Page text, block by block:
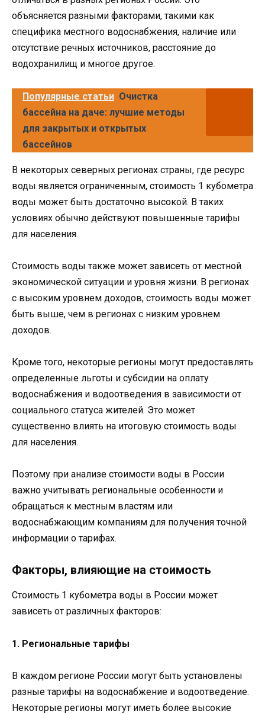
объясняется разными факторами, такими как
специфика местного водоснабжения, наличие или
отсутствие речных источников, расстояние до
водохранилищ и многое другое.
Популярные статьи Очистка
бассейна на даче: лучшие методы
для закрытых и открытых
бассейнов
В некоторых северных регионах страны, где ресурс
воды является ограниченным, стоимость 1 кубометра
воды может быть достаточно высокой. В таких
условиях обычно действуют повышенные тарифы
для населения.
Стоимость воды также может зависеть от местной
экономической ситуации и уровня жизни. В регионах
с высоким уровнем доходов, стоимость воды может
быть выше, чем в регионах с низким уровнем
доходов.
Кроме того, некоторые регионы могут предоставлять
определенные льготы и субсидии на оплату
водоснабжения и водоотведения в зависимости от
социального статуса жителей. Это может
существенно влиять на итоговую стоимость воды
для населения.
Поэтому при анализе стоимости воды в России
важно учитывать региональные особенности и
обращаться к местным властям или
водоснабжающим компаниям для получения точной
информации о тарифах.
Факторы, влияющие на стоимость
Стоимость 1 кубометра воды в России может
зависеть от различных факторов:
1. Региональные тарифы
В каждом регионе России могут быть установлены
разные тарифы на водоснабжение и водоотведение.
Некоторые регионы могут иметь более высокие